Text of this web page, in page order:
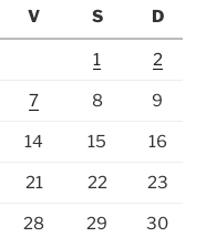
V S D
1 2
7 8 9
14 15 16
21 22 23
28 29 30